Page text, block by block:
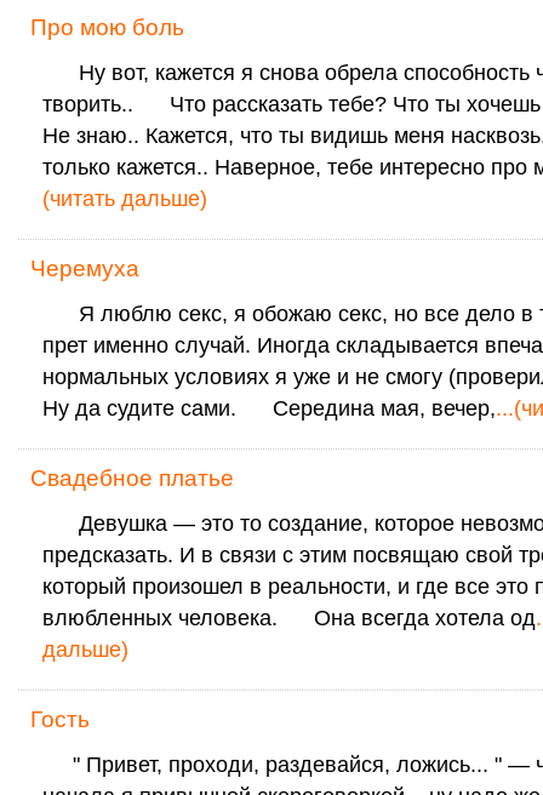
Про мою боль
Ну вот, кажется я снова обрела способность
творить.. Что рассказать тебе? Что ты
Не знаю.. Кажется, что ты видишь меня
только кажется.. Наверное, тебе интересно про
(читать дальше)
Черемуха
Я люблю секс, я обожаю секс, но все дело в
прет именно случай. Иногда складывается
нормальных условиях я уже и не смогу
Ну да судите сами. Середина мая, вечер,
Свадебное платье
Девушка — это то создание, которое
предсказать. И в связи с этим посвящаю свой
который произошел в реальности, и где все это
влюбленных человека. Она всегда хотела од
дальше)
Гость
" Привет, проходи, раздевайся, ложись... " —